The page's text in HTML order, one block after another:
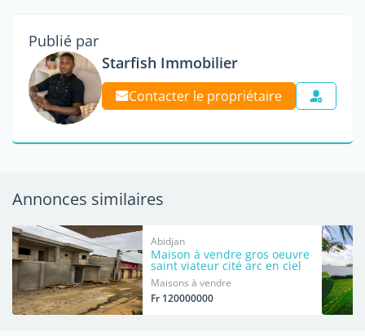
Publié par
Starfish Immobilier
Contacter le propriétaire
Annonces similaires
Abidjan
Maison à vendre gros oeuvre
saint viateur cité arc en ciel
Maisons à vendre
Fr 120000000